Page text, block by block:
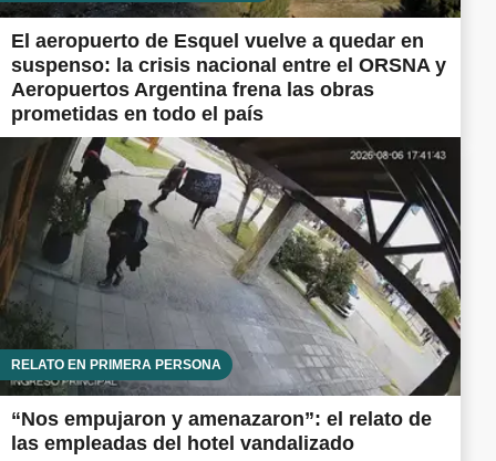
El aeropuerto de Esquel vuelve a quedar en
suspenso: la crisis nacional entre el ORSNA y
Aeropuertos Argentina frena las obras
prometidas en todo el país
RELATO EN PRIMERA PERSONA
“Nos empujaron y amenazaron”: el relato de
las empleadas del hotel vandalizado